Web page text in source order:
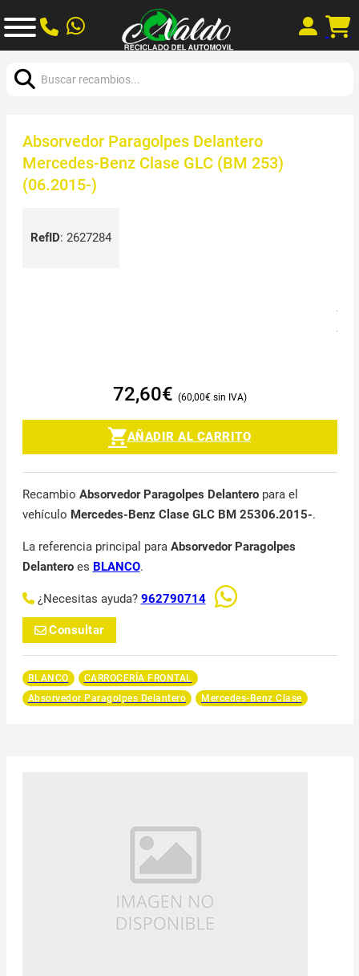
Absorvedor Paragolpes Delantero
Mercedes-Benz Clase GLC (BM 253)
(06.2015-)
RefID: 2627284
72,60€ 60,00€
AÑADIR AL CARRITO
Recambio Absorvedor Paragolpes Delanteropara el
vehículo Mercedes-Benz Clase GLC BM 25306.2015-.
La referencia principal para Absorvedor Paragolpes
Delanteroes BLANCO.
¿Necesitas ayuda? 962790714
Consultar
BLANCO
CARROCERÍA FRONTAL
Absorvedor Paragolpes Delantero
Mercedes-Benz Clase